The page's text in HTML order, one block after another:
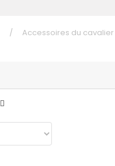
Accessoires du cavalier